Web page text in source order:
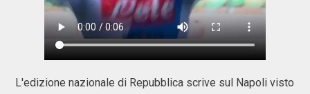
L'edizione nazionale di Repubblica scrive sul Napoli visto